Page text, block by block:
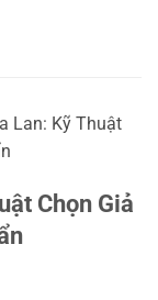
Lan: Kỹ Thuật
Chọn Giả